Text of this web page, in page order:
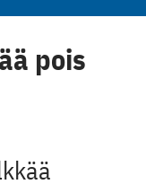
pois